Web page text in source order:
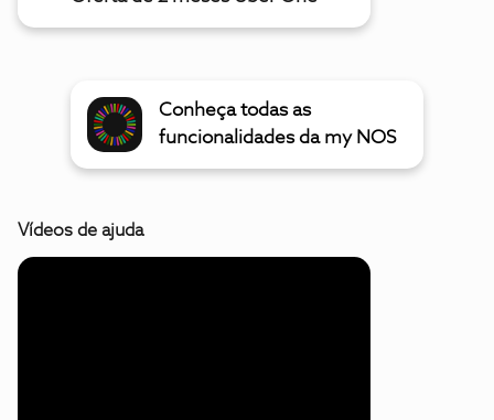
Conheça todas as
funcionalidades da my NOS
Vídeos de ajuda